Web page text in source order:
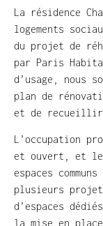
La résidence
logements
du projet de
par Paris
d’usage, nous
plan de
et de recueillir
L’occupation
et ouvert, et
espaces
plusieurs
d’espaces
la mise en